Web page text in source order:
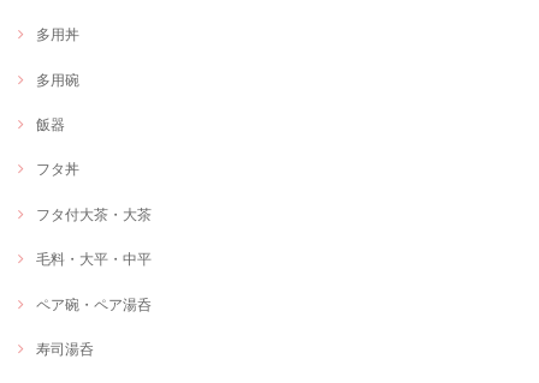
多用丼
多用碗
飯器
フタ丼
フタ付大茶・大茶
毛料・大平・中平
ペア碗・ペア湯呑
寿司湯呑